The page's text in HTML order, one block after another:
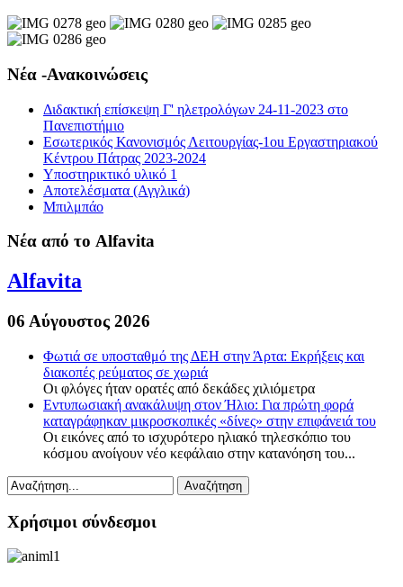
Νέα -Ανακοινώσεις
Διδακτική επίσκεψη Γ' ηλετρολόγων 24-11-2023 στο
Πανεπιστήμιο
Εσωτερικός Κανονισμός Λειτουργίας-1οu Εργαστηριακού
Κέντρου Πάτρας 2023-2024
Υποστηρικτικό υλικό 1
Αποτελέσματα (Αγγλικά)
Μπιλμπάο
Νέα από το Alfavita
Alfavita
06 Αύγουστος 2026
Φωτιά σε υποσταθμό της ΔΕΗ στην Άρτα: Εκρήξεις και
διακοπές ρεύματος σε χωριά
Οι φλόγες ήταν ορατές από δεκάδες χιλιόμετρα
Εντυπωσιακή ανακάλυψη στον Ήλιο: Για πρώτη φορά
καταγράφηκαν μικροσκοπικές «δίνες» στην επιφάνειά του
Οι εικόνες από το ισχυρότερο ηλιακό τηλεσκόπιο του
κόσμου ανοίγουν νέο κεφάλαιο στην κατανόηση του...
Χρήσιμοι σύνδεσμοι